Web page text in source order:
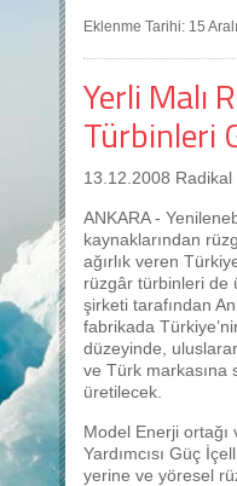
Eklenme Tarihi: 15
Yerli Malı
Türbinleri
13.12.2008 Radikal
ANKARA -
kaynaklarından
ağırlık veren
rüzgâr türbinleri de
şirketi tarafından
fabrikada
düzeyinde,
ve Türk markasına
üretilecek.
Model Enerji
Yardımcısı Güç
yerine ve yöresel